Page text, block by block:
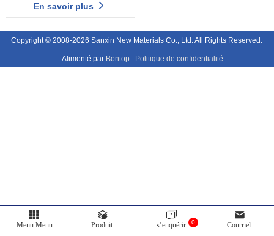
En savoir plus
Copyright © 2008-2026 Sanxin New Materials Co., Ltd. All Rights Reserved.
Alimenté par Bontop Politique de confidentialité
Menu Menu Produit: 0
s’enquérir Courriel: